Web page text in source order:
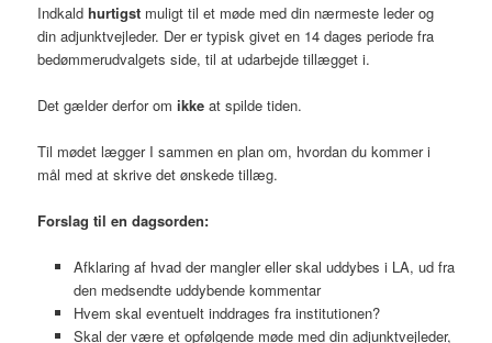
Indkaldhurtigst muligt til et møde med din nærmeste leder og
din adjunktvejleder. Der er typisk givet en 14 dages periode fra
bedømmerudvalgets side, til at udarbejde tillægget i.
Det gælder derfor omikkeat spilde tiden.
Til mødet lægger I sammen en plan om, hvordan du kommer i
mål med at skrive det ønskede tillæg.
Forslag til en dagsorden:
Afklaring af hvad der mangler eller skal uddybes i LA, ud fra
den medsendte uddybende kommentar
Hvem skal eventuelt inddrages fra institutionen?
Skal der være et opfølgende møde med din adjunktvejleder,